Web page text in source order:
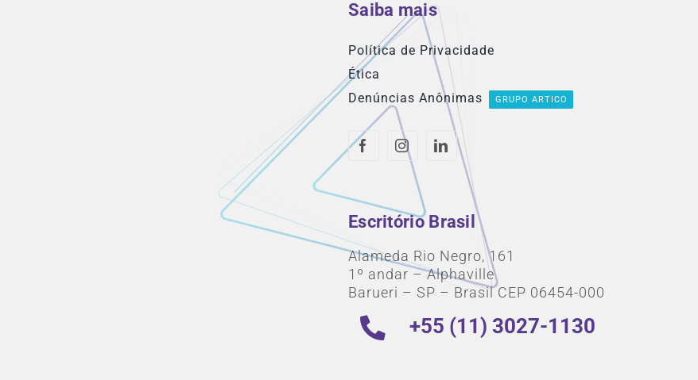
Saiba mais
Política de Privacidade
Ética
Denúncias Anônimas
GRUPO ARTICO
Escritório Brasil
Alameda Rio Negro, 161
1º andar – Alphaville
Barueri – SP – Brasil CEP 06454-000
+55 (11) 3027-1130